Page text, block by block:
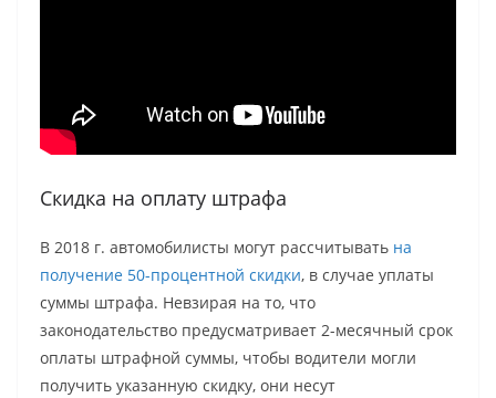
Скидка на оплату штрафа
В 2018 г. автомобилисты могут рассчитывать на
получение 50-процентной скидки, в случае уплаты
суммы штрафа. Невзирая на то, что
законодательство предусматривает 2-месячный срок
оплаты штрафной суммы, чтобы водители могли
получить указанную скидку, они несут